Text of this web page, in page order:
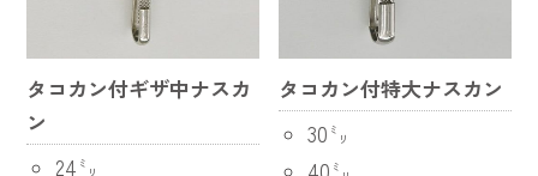
タコカン付ギザ中ナスカ
ン
24㍉
タコカン付特大ナスカン
30㍉